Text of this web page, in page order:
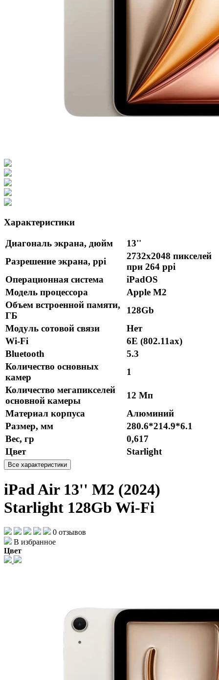
Характеристики
Диагональ экрана, дюйм
13''
Разрешение экрана, ppi
2732х2048 пикселей
при 264 ppi
Операционная система
iPadOS
Модель процессора
Apple M2
Объем встроенной памяти,
ГБ
128Gb
Модуль сотовой связи
Нет
Wi-Fi
6E (802.11ax)
Bluetooth
5.3
Количество основных
камер
1
Количество мегапикселей
основной камеры
12 Мп
Материал корпуса
Алюминий
Размер, мм
280.6*214.9*6.1
Вес, гр
0,617
Цвет
Starlight
Все характеристики
iPad Air 13'' M2 (2024)
Starlight 128Gb Wi-Fi
0 отзывов
В избранное
Цвет